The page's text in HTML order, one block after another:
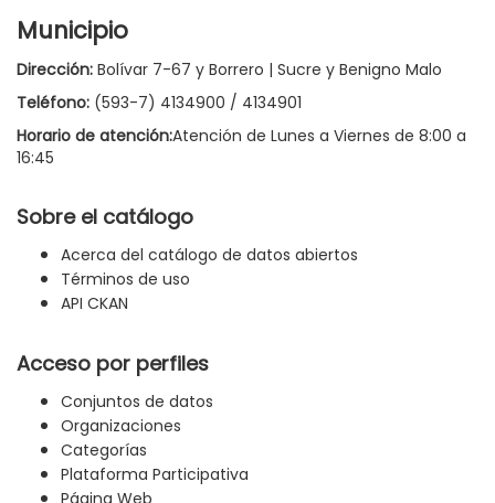
Municipio
Dirección: Bolívar 7-67 y Borrero | Sucre y Benigno Malo
Teléfono: (593-7) 4134900 / 4134901
Horario de atención:Atención de Lunes a Viernes de 8:00 a
16:45
Sobre el catálogo
Acerca del catálogo de datos abiertos
Términos de uso
API CKAN
Acceso por perfiles
Conjuntos de datos
Organizaciones
Categorías
Plataforma Participativa
Página Web